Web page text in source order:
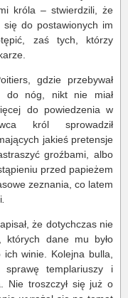
króla – stwierdzili, że
do postawionych im
zaś tych, którzy
gdzie przebywał
do nóg, nikt nie miał
do powiedzenia w
król sprowadził
jakieś pretensje
groźbami, albo
przed papieżem
zeznania, co latem
że dotychczas nie
których dane mu było
ich winie. Kolejna bulla,
sprawę templariuszy i
Nie troszczył się już o